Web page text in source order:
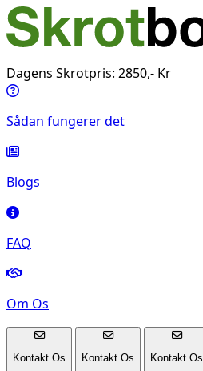
Dagens Skrotpris: 2850,- Kr
Sådan fungerer det
Blogs
FAQ
Om Os
Kontakt Os Kontakt Os Kontakt Os